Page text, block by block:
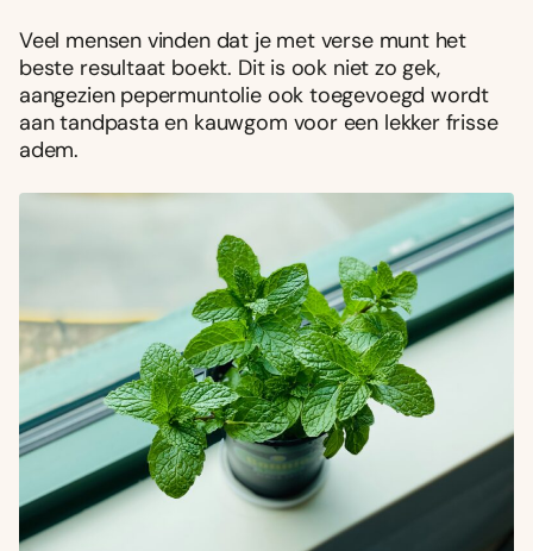
Veel mensen vinden dat je met verse munt het
beste resultaat boekt. Dit is ook niet zo gek,
aangezien pepermuntolie ook toegevoegd wordt
aan tandpasta en kauwgom voor een lekker frisse
adem.